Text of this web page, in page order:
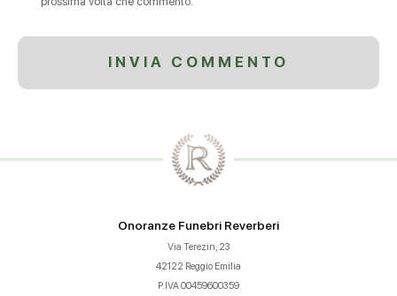
Onoranze Funebri Reverberi
Via Terezin, 23
42122 Reggio Emilia
P.IVA 00459600359